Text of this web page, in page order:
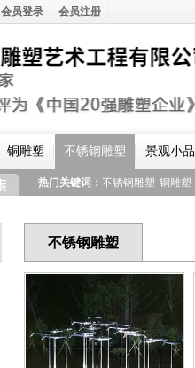
铜雕塑 不锈钢雕塑 景观小品
热门关键词： 不锈钢雕塑 铜雕塑
不锈钢雕塑
会员登录 会员注册